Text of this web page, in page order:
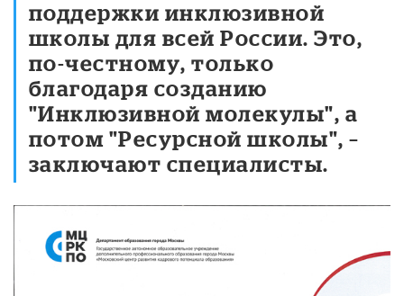
поддержки инклюзивной
школы для всей России. Это,
по-честному, только
благодаря созданию
"Инклюзивной молекулы", а
потом "Ресурсной школы", –
заключают специалисты.